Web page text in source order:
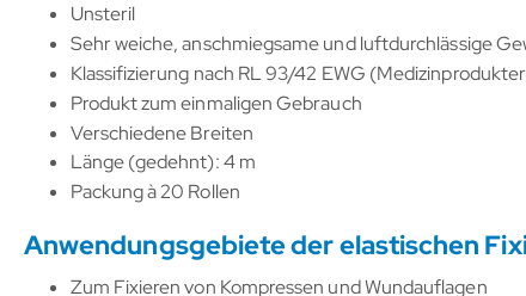
Unsteril
Sehr weiche, anschmiegsame und luftdurchlässige
Klassifizierung nach RL 93/42 EWG
Produkt zum einmaligen Gebrauch
Verschiedene Breiten
Länge (gedehnt): 4 m
Packung à 20 Rollen
Anwendungsgebiete der elastischen
Zum Fixieren von Kompressen und Wundauflagen